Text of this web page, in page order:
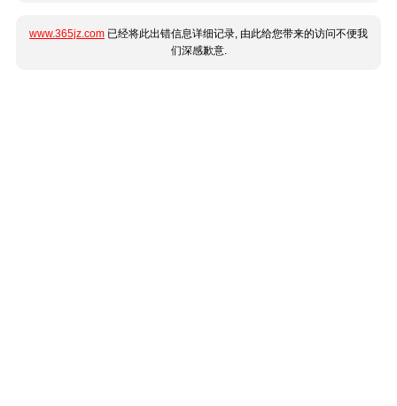
www.365jz.com 已经将此出错信息详细记录, 由此给您带来的访问不便我
们深感歉意.